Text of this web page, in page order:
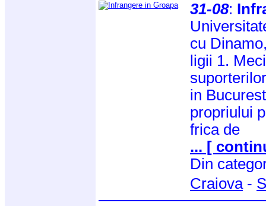
31-08:
cu
ligii 1.
in
propriului
frica de
... [
Din
Craiova-